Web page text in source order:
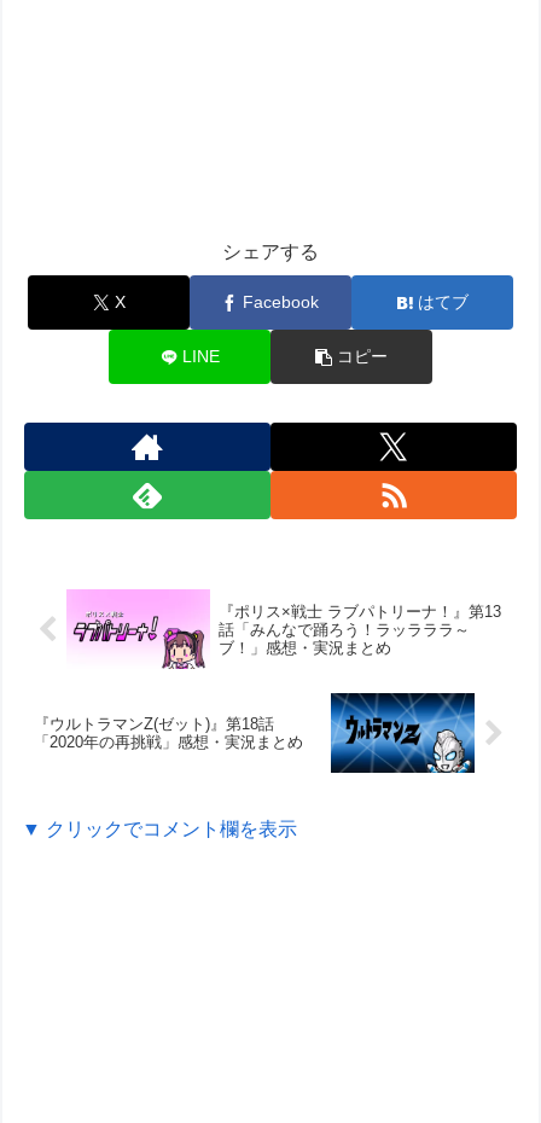
シェアする
X Facebook はてブ
LINE コピー
『ポリス×戦士 ラブパトリーナ！』第13
話「みんなで踊ろう！ラッラララ～
ブ！」感想・実況まとめ
『ウルトラマンZ(ゼット)』第18話
「2020年の再挑戦」感想・実況まとめ
▼ クリックでコメント欄を表示